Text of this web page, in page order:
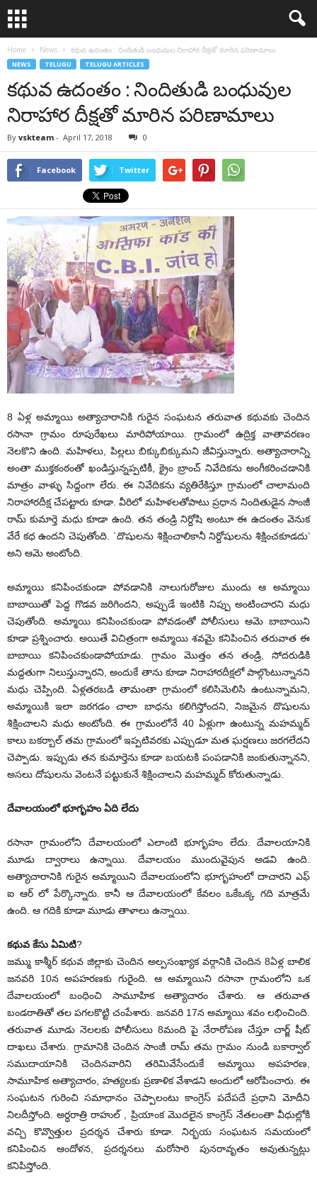
Home News కథువ ఉదంతం : నిందితుడి బంధువుల నిరాహార దీక్షతో మారిన పరిణామాలు
NEWS TELUGU TELUGU ARTICLES
కథువ ఉదంతం : నిందితుడి బంధువుల
నిరాహార దీక్షతో మారిన పరిణామాలు
By vskteam - April 17, 2018 0
Facebook Twitter
8 ఏళ్ల అమ్మాయి అత్యాచారానికి గురైన సంఘటన తరువాత కథువకు చెందిన
రసానా గ్రామం రూపురేఖలు మారిపోయాయి. గ్రామంలో ఉద్రిక్త వాతావరణం
నెలకొని ఉంది. మహిళలు, పిల్లలు బిక్కుబిక్కుమని జీవిస్తున్నారు. అత్యాచారాన్ని
అంతా ముక్తకంఠంతో ఖండిస్తున్నప్పటికీ, క్రైం బ్రాంచ్ నివేదికను అంగీకరించడానికి
మాత్రం వాళ్ళు సిద్దంగా లేరు. ఈ నివేదికను వ్యతిరేకిస్తూ గ్రామంలో చాలామంది
నిరాహారదీక్ష చేపట్టారు కూడా. వీరిలో మహిళలతోపాటు ప్రధాన నిందితుడైన సాంజీ
రామ్ కుమార్తె మధు కూడా ఉంది. తన తండ్రి నిర్దోషి అంటూ ఈ ఉదంతం వెనుక
వేరే కధ ఉందని చెపుతోంది. `దొషులను శిక్షించాలికానీ నిర్దోషులను శిక్షించకూడదు’
అని ఆమె అంటోంది.
అమ్మాయి కనిపించకుండా పోవడానికి నాలుగురోజుల ముందు ఆ అమ్మాయి
బాబాయితో పెద్ద గొడవ జరిగిందని, అప్పుడే ఇంటికి నిప్పు అంటించారని మధు
చెపుతోంది. అమ్మాయి కనిపించకుండా పోవడంతో పోలీసులు ఆమె బాబాయిని
కూడా ప్రశ్నించారు. అయితే విచిత్రంగా అమ్మాయి శవమై కనిపించిన తరువాత ఈ
బాబాయి కనిపించకుండాపోయాడు. గ్రామం మొత్తం తన తండ్రి, సోదరుడికి
మద్దతుగా నిలుస్తున్నారని, అందుకే తాను కూడా నిరాహారదీక్షలో పాల్గొంటున్నానని
మధు చెప్పింది. ఏళ్లతరబడి తామంతా గ్రామంలో కలిసిమెలిసి ఉంటున్నామని,
అమ్మాయికి ఇలా జరగడం చాలా బాధను కలిగిస్తోందని, నిజమైన దొషులను
శిక్షించాలని మధు అంటోంది. ఈ గ్రామంలోనే 40 ఏళ్లుగా ఉంటున్న మహమ్మద్
కాలు బకర్బాల్ తమ గ్రామంలో ఇప్పటివరకు ఎప్పుడూ మత ఘర్షణలు జరగలేదని
చెప్పాడు. ఇప్పుడు తన కుమార్తెను కూడా బయటకి పంపడానికి జంకుతున్నానని,
అసలు దోషులను వెంటనే పట్టుకునే శిక్షించాలని మహమ్మద్ కోరుతున్నాడు.
దేవాలయంలో భూగృహం ఏది లేదు
రసానా గ్రామంలోని దేవాలయంలో ఎలాంటి భూగృహం లేదు. దేవాలయానికి
మూడు ద్వారాలు ఉన్నాయి. దేవాలయం ముందువైపున అడవి ఉంది.
అత్యాచారానికి గురైన అమ్మాయిని దేవాలయంలోని భూగృహంలో దాచారని ఎఫ్
ఐ ఆర్ లో పేర్కొన్నారు. కానీ ఆ దేవాలయంలో కేవలం ఒకేఒక్క గది మాత్రమే
ఉంది. ఆ గదికి కూడా మూడు తాళాలు ఉన్నాయి.
కథువ కేసు ఏమిటి?
జమ్ము కాశ్మీర్ కథువ జిల్లాకు చెందిన అల్పసంఖ్యాక వర్గానికి చెందిన 8ఏళ్ల బాలిక
జనవరి 10న అపహరణకు గురైంది. ఆ అమ్మాయిని రసానా గ్రామంలోని ఒక
దేవాలయంలో బంధించి సామూహిక అత్యాచారం చేశారు. ఆ తరువాత
బండరాతితో తల పగలకొట్టి చంపేశారు. జనవరి 17న అమ్మాయి శవం లభించింది.
తరువాత మూడు నెలలకు పోలీసులు 8మంది పై నేరారోపణ చేస్తూ చార్జ్ షీట్
దాఖలు చేశారు. గ్రామానికి చెందిన సాంజీ రామ్ తమ గ్రామం నుండి బకార్వాల్
సముదాయానికి చెందినవారిని తరిమివేసేందుకే అమ్మాయి అపహరణ,
సామూహిక అత్యాచారం, హత్యలకు ప్రణాళిక వేశాడని అందులో ఆరోపించారు. ఈ
సంఘటన గురించి సమాధానం చెప్పాలంటు కాంగ్రెస్ పదేపదే ప్రధాని మోదీని
నిలదీస్తోంది. అర్ధరాత్రి రాహుల్ , ప్రియాంక మొదలైన కాంగ్రెస్ నేతలంతా వీధుల్లోకి
వచ్చి కొవ్వొత్తుల ప్రదర్శన చేశారు కూడా. నిర్భయ సంఘటన సమయంలో
కనిపించిన ఆందోళన, ప్రదర్శనలు మరోసారి పునరావృతం అవుతున్నట్లు
కనిపిస్తోంది.